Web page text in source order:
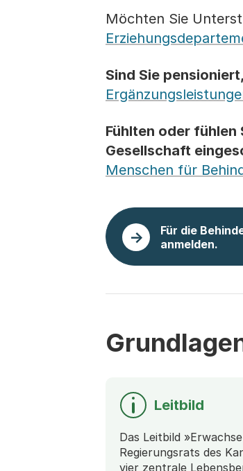
Möchten Sie
Sind Sie pensioniert,
Fühlten oder fühlen
Gesellschaft
Menschen für
Für die
anmelden.
Leitbild
Das Leitbild
Regierungsrats des
vier zentrale